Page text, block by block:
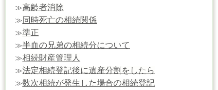
≫高齢者消除
≫同時死亡の相続関係
≫準正
≫半血の兄弟の相続分について
≫相続財産管理人
≫法定相続登記後に遺産分割をしたら
≫数次相続が発生した場合の相続登記